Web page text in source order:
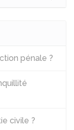
pénale ?
civile ?